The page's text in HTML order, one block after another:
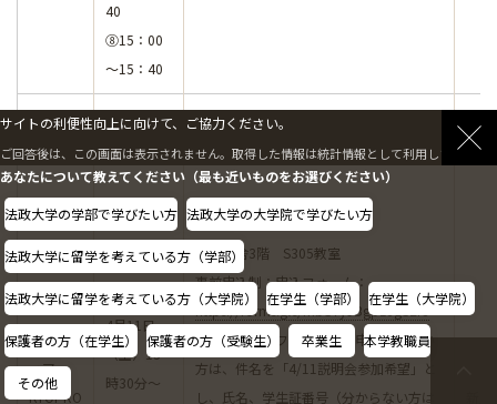
40
⑧15：00
～15：40
ボランテ
ィア・
KYOPRO
4月11日
（土）13
時30分～
外濠校舎3階 S305教室
事前申込制：申込フォーム：
https://forms.gle/rnbS7y9Bgp1JgS2r8
※上記の申込フォームから申し込めない
方は、件名を「4/11説明会参加希望」と
し、氏名、学生証番号（分からない方は
サイトの利便性向上に向けて、ご協力ください。
ご回答後は、この画面は表示されません。取得した情報は統計情報として利用します。
あなたについて教えてください（最も近いものをお選びください）
法政大学の学部で学びたい方 法政大学の大学院で学びたい方
法政大学に留学を考えている方（学部）
法政大学に留学を考えている方（大学院） 在学生（学部） 在学生（大学院）
保護者の方（在学生） 保護者の方（受験生） 卒業生 本学教職員
その他